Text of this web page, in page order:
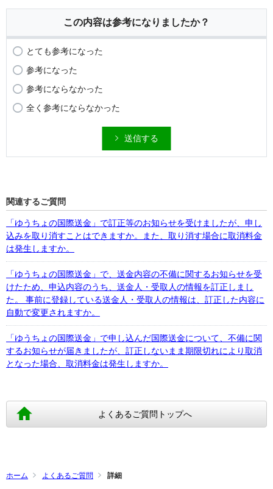
この内容は参考になりましたか？
とても参考になった
参考になった
参考にならなかった
全く参考にならなかった
送信する
関連するご質問
「ゆうちょの国際送金」で訂正等のお知らせを受けましたが、申し
込みを取り消すことはできますか。また、取り消す場合に取消料金
は発生しますか。
「ゆうちょの国際送金」で、送金内容の不備に関するお知らせを受
けたため、申込内容のうち、送金人・受取人の情報を訂正しまし
た。 事前に登録している送金人・受取人の情報は、訂正した内容に
自動で変更されますか。
「ゆうちょの国際送金」で申し込んだ国際送金について、不備に関
するお知らせが届きましたが、訂正しないまま期限切れにより取消
となった場合、取消料金は発生しますか。
よくあるご質問トップへ
ホーム よくあるご質問 詳細